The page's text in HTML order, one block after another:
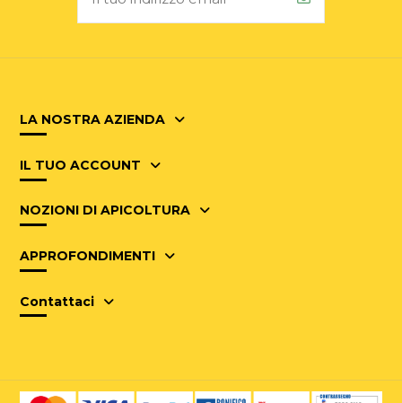
LA NOSTRA AZIENDA
IL TUO ACCOUNT
NOZIONI DI APICOLTURA
APPROFONDIMENTI
Contattaci